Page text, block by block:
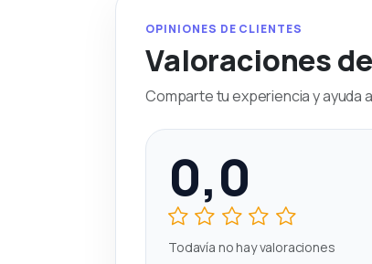
OPINIONES DE CLIENTES
Valoraciones
Comparte tu experiencia y ayuda
0,0
Todavía no hay valoraciones